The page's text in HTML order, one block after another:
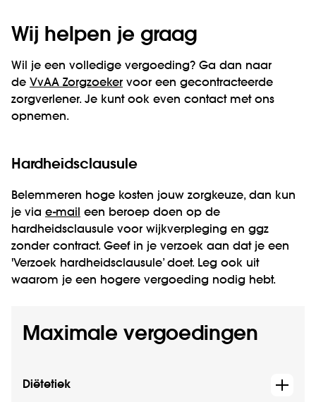
Wij helpen je graag
Wil je een volledige vergoeding? Ga dan naar
de VvAA Zorgzoeker voor een gecontracteerde
zorgverlener. Je kunt ook even contact met ons
opnemen.
Hardheidsclausule
Belemmeren hoge kosten jouw zorgkeuze, dan kun
je via e-mail
een beroep doen op de
hardheidsclausule voor wijkverpleging en ggz
zonder contract. Geef in je verzoek aan dat je een
'Verzoek hardheidsclausule’ doet. Leg ook uit
waarom je een hogere vergoeding nodig hebt.
Maximale vergoedingen
Diëtetiek